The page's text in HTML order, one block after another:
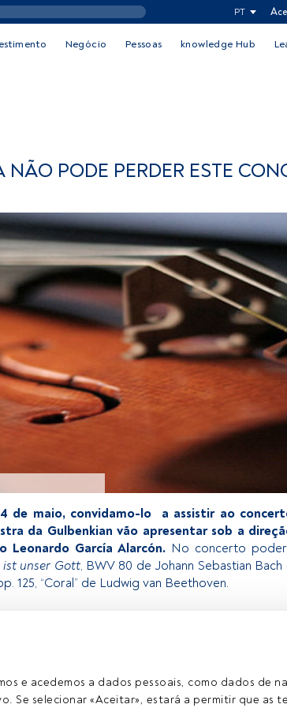
e acedemos a dados pessoais, como dados de
Se selecionar «Aceitar», estará a permitir que as
PT
Negócio Pessoas knowledge Hub
PODE PERDER ESTE
de maio, convidamo-lo a assistir ao
da Gulbenkian vão apresentar sob a
Leonardo García Alarcón. No concerto
unser Gott, BWV 80 de Johann Sebastian Bach
125, “Coral” de Ludwig van Beethoven.
os utilizadores registados da FundsPeople. Se já
desfrutar de todo o universo que a FundsPeople